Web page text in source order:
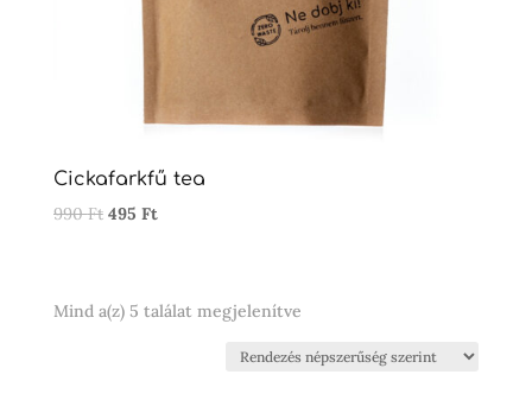
Cickafarkfű tea
990Ft Original
990 Ft.
495 FtCurrent
495 Ft.
Mind a(z) 5 találat megjelenítveSorted
popularity